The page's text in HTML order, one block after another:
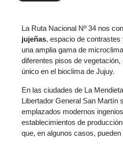
La Ruta Nacional Nº 34 nos
jujeñas, espacio de
una amplia gama de
diferentes pisos de
único en el bioclima de Jujuy.
En las ciudades de La
Libertador General San Martín
emplazados modernos
establecimientos de
que, en algunos casos,